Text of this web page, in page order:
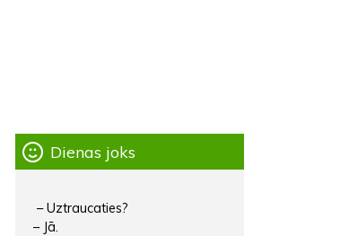
Dienas joks
– Uztraucaties?
– Jā.